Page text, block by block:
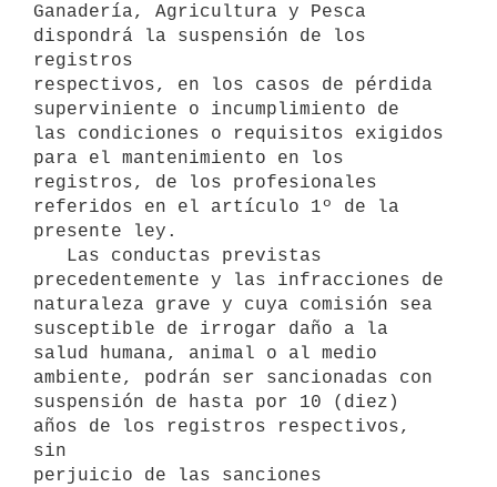
Ganadería, Agricultura y Pesca
dispondrá la suspensión de los
registros
respectivos, en los casos de pérdida
superviniente o incumplimiento de
las condiciones o requisitos exigidos
para el mantenimiento en los
registros, de los profesionales
referidos en el artículo 1º de la
presente ley.
precedentemente y las infracciones de
naturaleza grave y cuya comisión sea
susceptible de irrogar daño a la
salud humana, animal o al medio
ambiente, podrán ser sancionadas con
suspensión de hasta por 10 (diez)
años de los registros respectivos,
sin
perjuicio de las sanciones